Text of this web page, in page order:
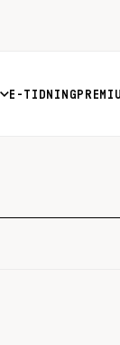
E-TIDNING